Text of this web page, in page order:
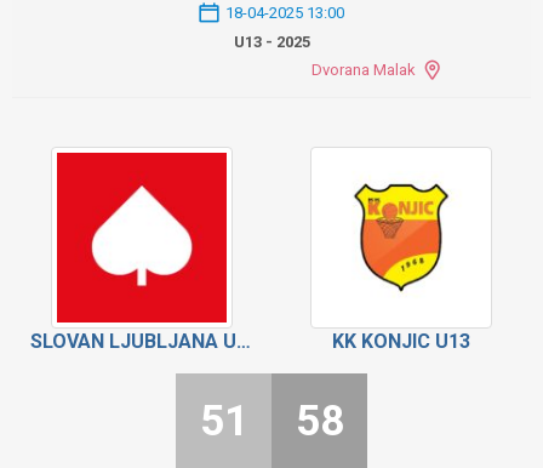
18-04-2025 13:00
U13 - 2025
Dvorana Malak
SLOVAN LJUBLJANA U13 KK KONJIC U13
51 58